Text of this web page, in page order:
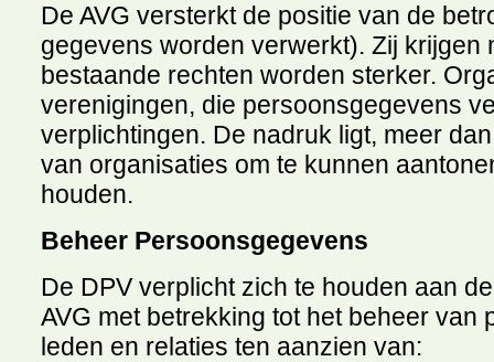
De AVG versterkt de positie van de
gegevens worden verwerkt). Zij
bestaande rechten worden sterker.
verenigingen, die persoonsgegevens
verplichtingen. De nadruk ligt, meer
van organisaties om te kunnen
houden.
Beheer Persoonsgegevens
De DPV verplicht zich te houden aan
AVG met betrekking tot het beheer
leden en relaties ten aanzien van: